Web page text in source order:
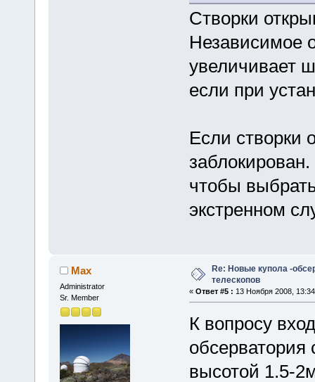
Створки
Независимое
увеличивает
если при
Если створки
чтобы
экстренном
Max
Administrator
Sr. Member
Re: Новые купола -
телескопов
« Ответ #5 : 13 Ноября 2008,
К вопросу
обсерватория
высотой 1.5-